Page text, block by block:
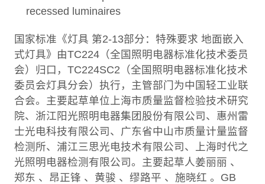
recessed luminaires
国家标准《灯具 第2-13部分：特殊要求 地面嵌入
式灯具》由TC224（全国照明电器标准化技术委员
会）归口，TC224SC2（全国照明电器标准化技术
委员会灯具分会）执行，主管部门为中国轻工业联
合会。主要起草单位上海市质量监督检验技术研究
院、浙江阳光照明电器集团股份有限公司、惠州雷
士光电科技有限公司、广东省中山市质量计量监督
检测所、浦江三思光电技术有限公司、上海时代之
光照明电器检测有限公司。主要起草人姜丽丽 、
郑东 、昂正锋 、黄骏 、缪路平 、施晓红 。GB